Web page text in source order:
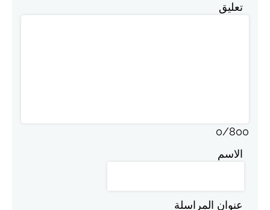
تعليق
0/800
الاسم
عنوان المراسلة